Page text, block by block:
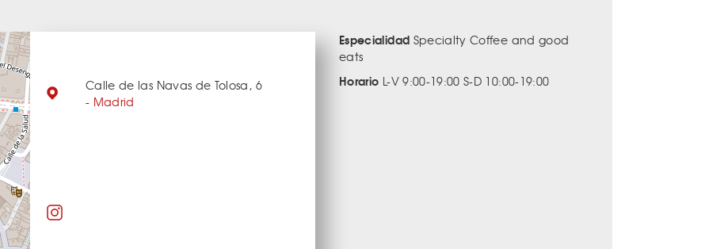
Calle de las Navas de Tolosa, 6
- Madrid
Especialidad Specialty Coffee and good
eats
Horario L-V 9:00-19:00 S-D 10:00-19:00